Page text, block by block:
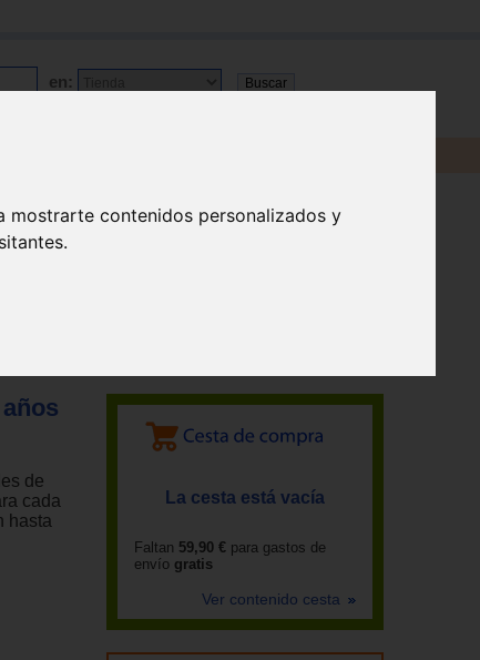
mostrarte contenidos personalizados y
en:
de
cada
hasta
La cesta está vacía
Faltan 59,90 € para gastos de
envío gratis
Ver contenido cesta